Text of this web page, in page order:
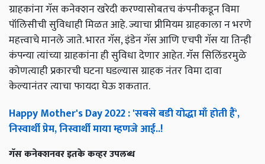
ग्राहकांना गॅस कनेक्शन खरेदी करण्यासोबतच कंपनीकडून विमा
पॉलिसीची सुविधाही मिळत आहे. ज्याचा प्रीमियम ग्राहकाला न भरणे
महत्त्वाचे मानले जाते. भारत गॅस, इंडेन गॅस आणि एचपी गॅस या तिन्ही
कंपन्या त्यांच्या ग्राहकांना ही सुविधा देणार आहेत. गॅस सिलिंडरमुळे
कोणत्याही प्रकारची घटना घडल्यास ग्राहक नंतर विमा दावा
केल्यानंतर त्याचा फायदा घेऊ शकतात.
Happy Mother's Day 2022 : 'सबसे बडी योद्धा माँ होती हैं',
निस्वार्थी प्रेम, निस्वार्थी माया म्हणजे आई..!
गॅस कनेक्शनवर इतके कव्हर उपलब्ध